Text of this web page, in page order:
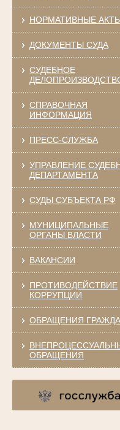
НОРМАТИВНЫЕ
ДОКУМЕНТЫ СУДА
СУДЕБНОЕ
СПРАВОЧНАЯ
ИНФОРМАЦИЯ
ПРЕСС-СЛУЖБА
УПРАВЛЕНИЕ
ДЕПАРТАМЕНТА
СУДЫ СУБЪЕКТА РФ
МУНИЦИПАЛЬНЫЕ
ОРГАНЫ ВЛАСТИ
ВАКАНСИИ
ПРОТИВОДЕЙСТВИЕ
КОРРУПЦИИ
ОБРАЩЕНИЯ
ОБРАЩЕНИЯ